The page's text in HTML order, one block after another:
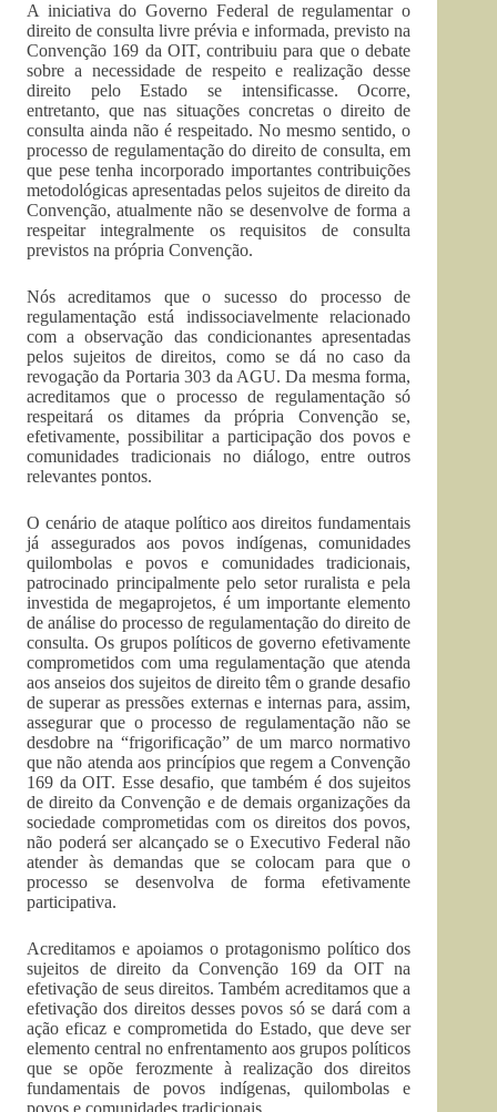
A iniciativa do Governo Federal de regulamentar o
direito de consulta livre prévia e informada, previsto na
Convenção 169 da OIT, contribuiu para que o debate
sobre a necessidade de respeito e realização desse
direito pelo Estado se intensificasse. Ocorre,
entretanto, que nas situações concretas o direito de
consulta ainda não é respeitado. No mesmo sentido, o
processo de regulamentação do direito de consulta, em
que pese tenha incorporado importantes contribuições
metodológicas apresentadas pelos sujeitos de direito da
Convenção, atualmente não se desenvolve de forma a
respeitar integralmente os requisitos de consulta
previstos na própria Convenção.
Nós acreditamos que o sucesso do processo de
regulamentação está indissociavelmente relacionado
com a observação das condicionantes apresentadas
pelos sujeitos de direitos, como se dá no caso da
revogação da Portaria 303 da AGU. Da mesma forma,
acreditamos que o processo de regulamentação só
respeitará os ditames da própria Convenção se,
efetivamente, possibilitar a participação dos povos e
comunidades tradicionais no diálogo, entre outros
relevantes pontos.
O cenário de ataque político aos direitos fundamentais
já assegurados aos povos indígenas, comunidades
quilombolas e povos e comunidades tradicionais,
patrocinado principalmente pelo setor ruralista e pela
investida de megaprojetos, é um importante elemento
de análise do processo de regulamentação do direito de
consulta. Os grupos políticos de governo efetivamente
comprometidos com uma regulamentação que atenda
aos anseios dos sujeitos de direito têm o grande desafio
de superar as pressões externas e internas para, assim,
assegurar que o processo de regulamentação não se
desdobre na “frigorificação” de um marco normativo
que não atenda aos princípios que regem a Convenção
169 da OIT. Esse desafio, que também é dos sujeitos
de direito da Convenção e de demais organizações da
sociedade comprometidas com os direitos dos povos,
não poderá ser alcançado se o Executivo Federal não
atender às demandas que se colocam para que o
processo se desenvolva de forma efetivamente
participativa.
Acreditamos e apoiamos o protagonismo político dos
sujeitos de direito da Convenção 169 da OIT na
efetivação de seus direitos. Também acreditamos que a
efetivação dos direitos desses povos só se dará com a
ação eficaz e comprometida do Estado, que deve ser
elemento central no enfrentamento aos grupos políticos
que se opõe ferozmente à realização dos direitos
fundamentais de povos indígenas, quilombolas e
povos e comunidades tradicionais.